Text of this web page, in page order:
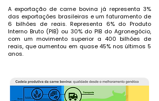
A exportação de carne bovina já representa 3%
das exportações brasileiras e um faturamento de
6 bilhões de reais. Representa 6% do Produto
Interno Bruto (PIB) ou 30% do PIB do Agronegócio,
com um movimento superior a 400 bilhões de
reais, que aumentou em quase 45% nos últimos 5
anos.